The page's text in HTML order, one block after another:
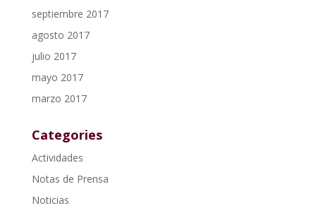
septiembre 2017
agosto 2017
julio 2017
mayo 2017
marzo 2017
Categories
Actividades
Notas de Prensa
Noticias